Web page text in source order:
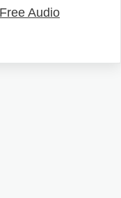
Free Audio